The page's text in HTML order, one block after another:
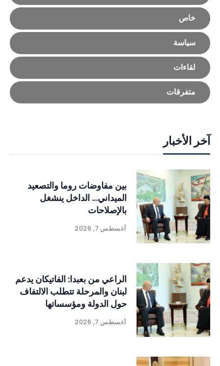
خاص
سياسة
لقاءات
متفرقات
آخر الأخبار
بين مفاوضات روما والتصعيد
الميداني… الداخل ينشغل
بالإصلاحات
أغسطس 7, 2026
الراعي من بعبدا: الفاتيكان يدعم
لبنان والمرحلة تتطلب الالتفاف
حول الدولة ومؤسساتها
أغسطس 7, 2026